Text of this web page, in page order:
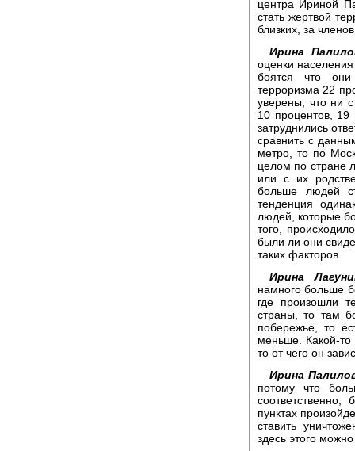
центра Ириной
стать жертвой
близких, за
Ирина
оценки
боятся что
терроризма 22
уверены, что ни
10 процентов,
затруднились
сравнить с
метро, то по
целом по стране
или с их
больше людей
тенденция
людей, которые
того,
были ли они
таких факторов.
Ирина
намного больше
где произошли
страны, то там
побережье, то
меньше. Какой-то
то от чего он
Ирина
потому что
пунктах
ставить
здесь этого